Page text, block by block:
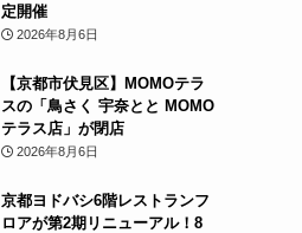
定開催
2026年8月6日
【京都市伏見区】MOMOテラ
スの「鳥さく 宇奈とと MOMO
テラス店」が閉店
2026年8月6日
京都ヨドバシ6階レストランフ
ロアが第2期リニューアル！8